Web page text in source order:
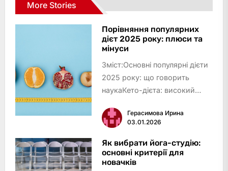
More Stories
Порівняння популярних
дієт 2025 року: плюси та
мінуси
Зміст:Основні популярні дієти
2025 року: що говорить
наукаКето-дієта: високий
вуглеводівСередземноморська
дієта: баланс і
смакІнтервальне голодування:
харчуйся за
годинникомРослинний раціон:
Герасимова Ирина
03.01.2026
Як вибрати йога-студію:
основні критерії для
новачків